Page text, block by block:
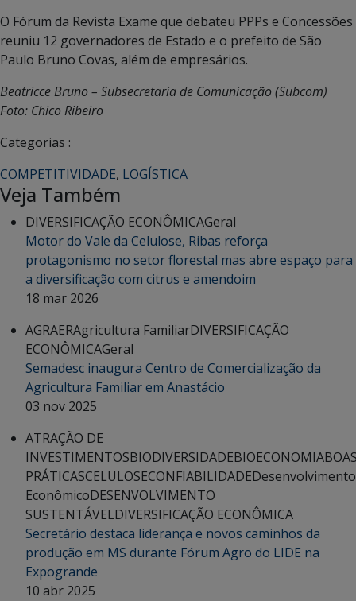
O Fórum da Revista Exame que debateu PPPs e Concessões
reuniu 12 governadores de Estado e o prefeito de São
Paulo Bruno Covas, além de empresários.
Beatricce Bruno – Subsecretaria de Comunicação (Subcom)
Foto: Chico Ribeiro
Categorias :
COMPETITIVIDADE, LOGÍSTICA
Veja Também
DIVERSIFICAÇÃO ECONÔMICAGeral
Motor do Vale da Celulose, Ribas reforça
protagonismo no setor florestal mas abre espaço para
a diversificação com citrus e amendoim
18 mar 2026
AGRAERAgricultura FamiliarDIVERSIFICAÇÃO
ECONÔMICAGeral
Semadesc inaugura Centro de Comercialização da
Agricultura Familiar em Anastácio
03 nov 2025
ATRAÇÃO DE
INVESTIMENTOSBIODIVERSIDADEBIOECONOMIA
PRÁTICASCELULOSECONFIABILIDADEDesenvolvimento
EconômicoDESENVOLVIMENTO
SUSTENTÁVELDIVERSIFICAÇÃO ECONÔMICA
Secretário destaca liderança e novos caminhos da
produção em MS durante Fórum Agro do LIDE na
Expogrande
10 abr 2025